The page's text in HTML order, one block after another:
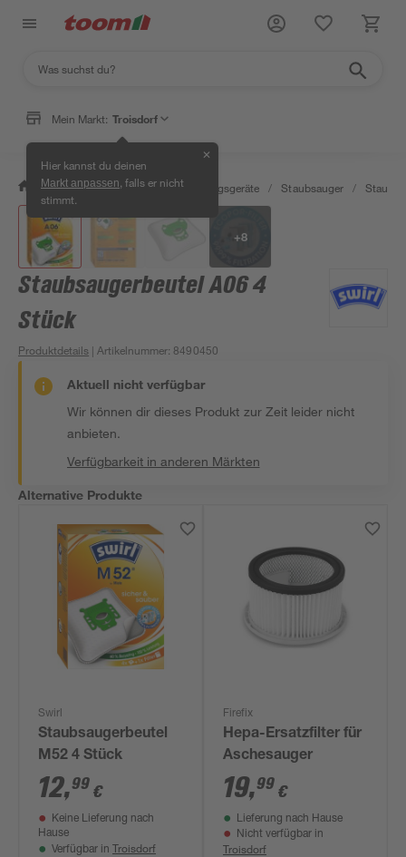
Mein Markt: Troisdorf
Hier kannst du deinen
Markt anpassen , falls er nicht
stimmt.
✕
/ Wohnen & Haushalt / Reinigungsgeräte / Staubsauger /
+8
Staubsaugerbeutel A06 4
Stück
Produktdetails | Artikelnummer: 8490450
Aktuell nicht verfügbar
Wir können dir dieses Produkt zur Zeit leider nicht
anbieten.
Verfügbarkeit in anderen Märkten
Alternative Produkte
Swirl
Staubsaugerbeutel
M52 4 Stück
12,99 €
Keine Lieferung nach
Hause
Verfügbar in Troisdorf
Firefix
Hepa-Ersatzfilter für
Aschesauger
19,99 €
Lieferung nach Hause
Nicht verfügbar in
Troisdorf